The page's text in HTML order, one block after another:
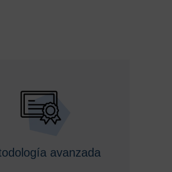
avanzada